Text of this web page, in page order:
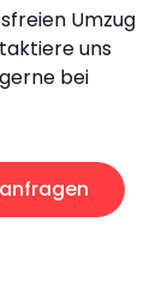
Umzug
uns
bei